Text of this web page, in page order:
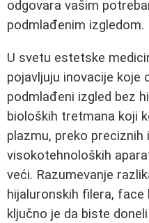
odgovara vašim
podmlađenim izgledom.
U svetu estetske
pojavljuju inovacije koje
podmlađeni izgled bez
bioloških tretmana koji
plazmu, preko preciznih
visokotehnoloških
veći. Razumevanje
hijaluronskih filera,
ključno je da biste